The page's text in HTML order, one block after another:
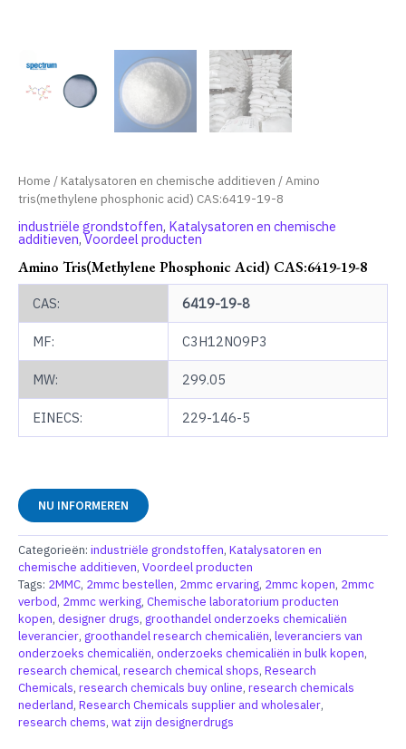
Home /Katalysatoren en chemische additieven / Amino
tris(methylene phosphonic acid) CAS:6419-19-8
industriële grondstoffen, Katalysatoren en chemische
additieven,Voordeel producten
Amino Tris(methylene Phosphonic Acid) CAS:6419-19-8
CAS: 6419-19-8
MF: C3H12NO9P3
MW: 299.05
EINECS: 229-146-5
NU INFORMEREN
Categorieën: industriële grondstoffen, Katalysatoren en
chemische additieven, Voordeel producten
Tags: 2MMC, 2mmc bestellen, 2mmc ervaring, 2mmc kopen, 2mmc
verbod, 2mmc werking, Chemische laboratorium producten
kopen, designer drugs, groothandel onderzoeks chemicaliën
leverancier, groothandel research chemicaliën, leveranciers van
onderzoeks chemicaliën, onderzoeks chemicaliën in bulk kopen,
research chemical, research chemical shops, Research
Chemicals, research chemicals buy online, research chemicals
nederland, Research Chemicals supplier and wholesaler,
research chems, wat zijn designerdrugs